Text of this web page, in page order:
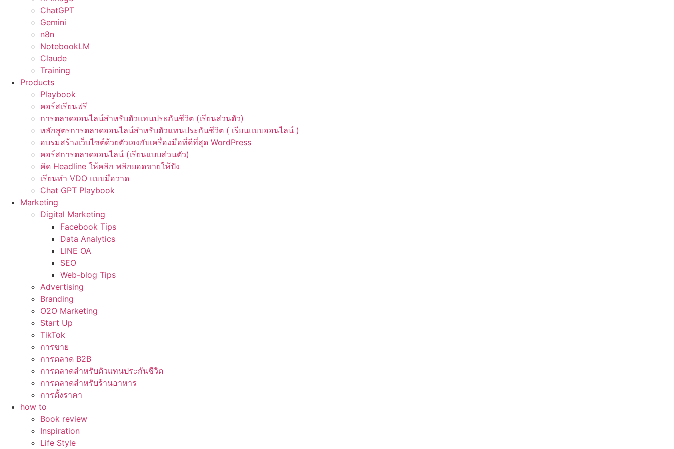
ChatGPT
Gemini
n8n
NotebookLM
Claude
Training
Products
Playbook
คอร์สเรียนฟรี
การตลาดออนไลน์สำหรับตัวแทนประกันชีวิต (เรียนส่วนตัว)
หลักสูตรการตลาดออนไลน์สำหรับตัวแทนประกันชีวิต ( เรียนแบบออนไลน์ )
อบรมสร้างเว็บไซต์ด้วยตัวเองกับเครื่องมือที่ดีที่สุด WordPress
คอร์สการตลาดออนไลน์ (เรียนแบบส่วนตัว)
คิด Headline ให้คลิก พลิกยอดขายให้ปัง
เรียนทำ VDO แบบมือวาด
Chat GPT Playbook
Marketing
Digital Marketing
Facebook Tips
Data Analytics
LINE OA
SEO
Web-blog Tips
Advertising
Branding
O2O Marketing
Start Up
TikTok
การขาย
การตลาด B2B
การตลาดสำหรับตัวแทนประกันชีวิต
การตลาดสำหรับร้านอาหาร
การตั้งราคา
how to
Book review
Inspiration
Life Style